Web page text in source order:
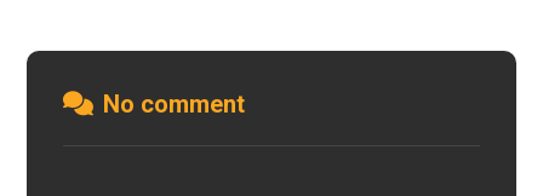
No comment